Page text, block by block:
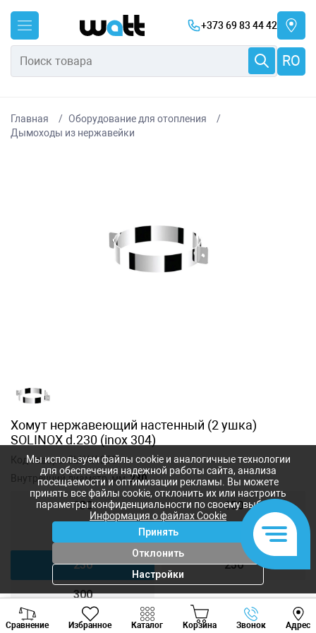
+373 69 83 44 42
RO
Главная
Оборудование для отопления
Дымоходы из нержавейки
Хомут нержавеющий настенный (2 ушка)
SOLINOX d.230 (inox 304)
Код товара:SLXAK-230
Внутренний диаметр, мм:230
130 150
230 250
300
Сравнение Избранное Каталог Корзина Звонок Адрес
Viber Whatsapp
Мы используем файлы cookie и аналогичные технологии
для обеспечения надежной работы сайта, анализа
посещаемости и оптимизации рекламы. Вы можете
принять все файлы cookie, отклонить их или настроить
параметры конфиденциальности по своему выбору.
Информация о файлах Cookie
Принять
Отклонить
Настройки